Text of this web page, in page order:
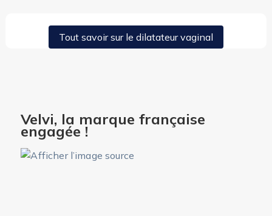
Tout savoir sur le dilatateur vaginal
Velvi, la marque française
engagée !